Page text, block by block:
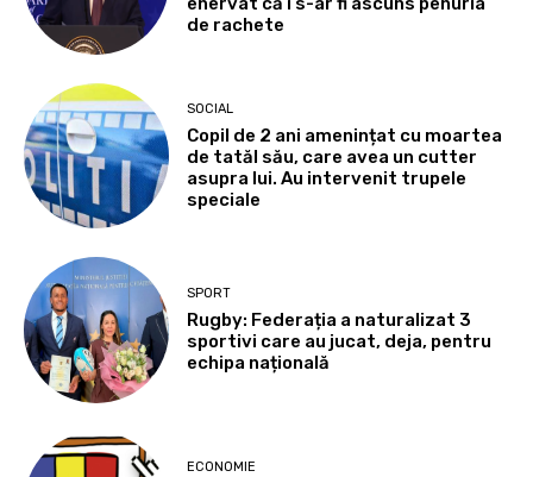
de rachete
SOCIAL
Copil de 2 ani amenințat cu moartea
de tatăl său, care avea un cutter
asupra lui. Au intervenit trupele
speciale
SPORT
Rugby: Federația a naturalizat 3
sportivi care au jucat, deja, pentru
echipa națională
ECONOMIE